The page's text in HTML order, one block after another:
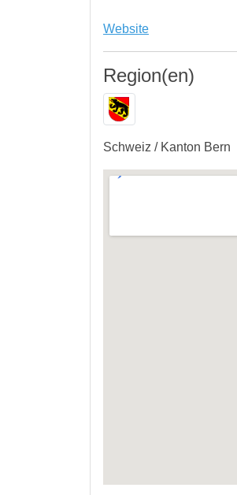
Website
Region(en)
Schweiz / Kanton Bern